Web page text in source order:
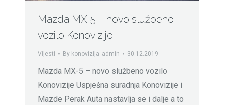
Mazda MX-5 – novo službeno
vozilo Konovizije
Vijesti By konovizija_admin 30.12.2019
Mazda MX-5 – novo službeno vozilo
Konovizije Uspješna suradnja Konovizije i
Mazde Perak Auta nastavlja se i dalje a to